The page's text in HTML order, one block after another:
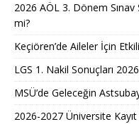
2026 AÖL 3. Dönem Sınav
mi?
Keçiören’de Aileler İçin
LGS 1. Nakil Sonuçları
MSÜ’de Geleceğin
2026-2027 Üniversite